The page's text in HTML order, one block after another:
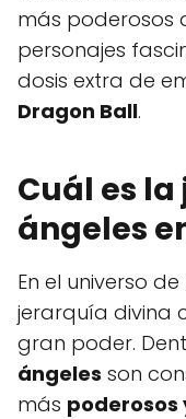
más poderosos
personajes
dosis extra de
Dragon Ball.
Cuál es
ángeles
En el universo
jerarquía divina
gran poder.
ángeles son
más poderosos